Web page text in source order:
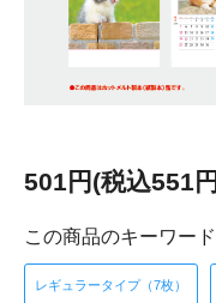
501円(税込551
この商品のキーワード
レギュラータイプ（7枚）